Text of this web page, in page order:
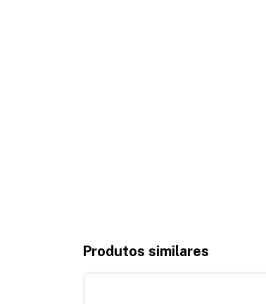
Produtos similares